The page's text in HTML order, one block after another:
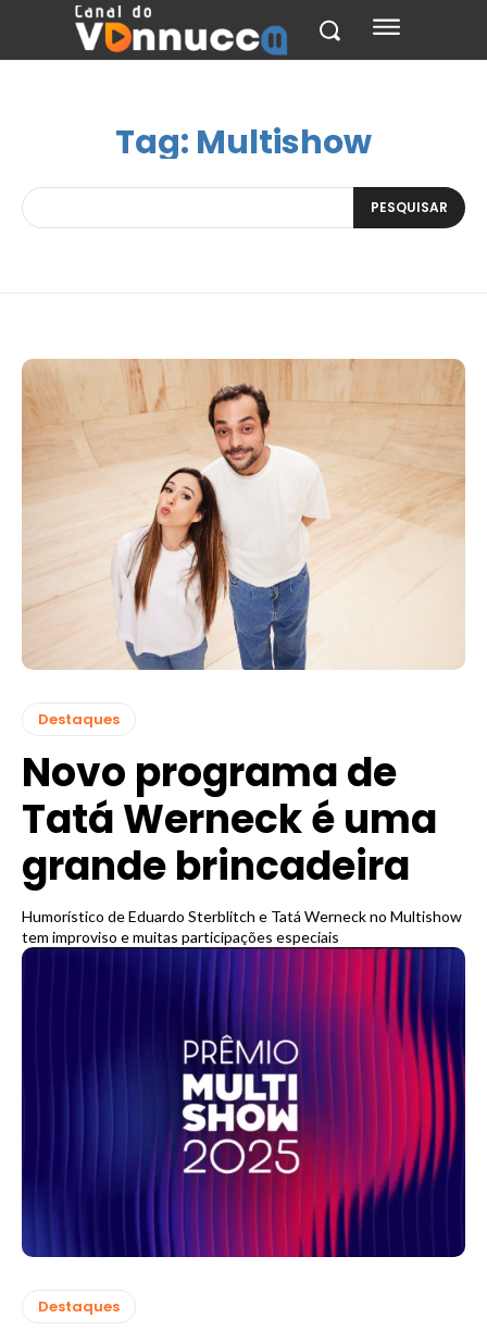
Tag: Multishow
PESQUISAR
Destaques
Novo programa de
Tatá Werneck é uma
grande brincadeira
Humorístico de Eduardo Sterblitch e Tatá Werneck no Multishow
tem improviso e muitas participações especiais
Destaques